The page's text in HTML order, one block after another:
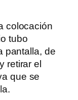
colocación
tubo
pantalla, de
retirar el
que se